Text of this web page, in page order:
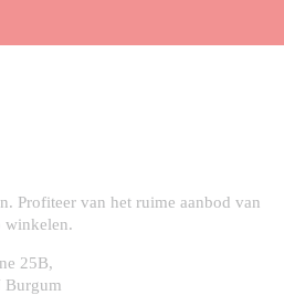
Profiteer van het ruime aanbod van
winkelen.
25B,
Burgum